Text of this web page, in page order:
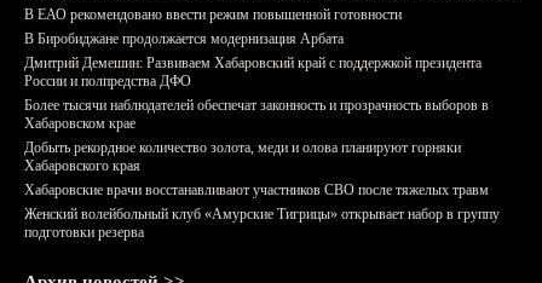
В ЕАО рекомендовано ввести режим повышенной готовности
В Биробиджане продолжается модернизация Арбата
Дмитрий Демешин: Развиваем Хабаровский край с поддержкой президента
России и полпредства ДФО
Более тысячи наблюдателей обеспечат законность и прозрачность выборов в
Хабаровском крае
Добыть рекордное количество золота, меди и олова планируют горняки
Хабаровского края
Хабаровские врачи восстанавливают участников СВО после тяжелых травм
Женский волейбольный клуб «Амурские Тигрицы» открывает набор в группу
подготовки резерва